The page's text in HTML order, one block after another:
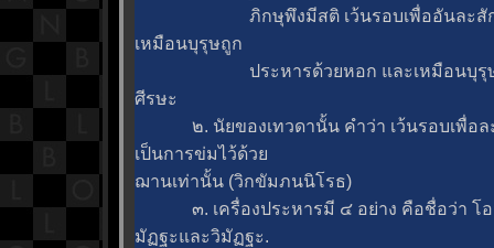
ภิกษุพึงมีสติ เว้นรอบเพื่ออันละสัก
เหมือนบุรุษถูก
ประหารด้วยหอก และเหมือนบุรุษที่
ศีรษะ
๒. นัยของเทวดานั้น คำว่า เว้นรอบเพื่อล
เป็นการข่มไว้ด้ว
ฌานเท่านั้น (วิกขัมภนนิโรธ)
๓. เครื่องประหารมี ๔ อย่าง คือชื่อว่า โอ
มัฏฐะและวิมัฏฐะ.